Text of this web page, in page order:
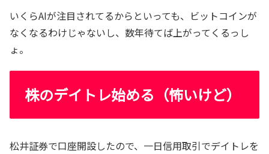
いくらAIが注目されてるからといっても、ビットコインが
なくなるわけじゃないし、数年待てば上がってくるっし
ょ。
株のデイトレ始める（怖いけど）
松井証券で口座開設したので、一日信用取引でデイトレを